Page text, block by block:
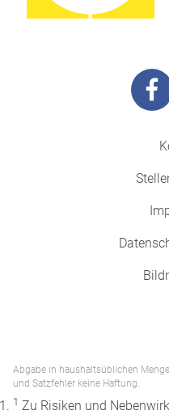
Abgabe in haushaltsüblichen
und Satzfehler keine Haftung.
1 Zu Risiken und